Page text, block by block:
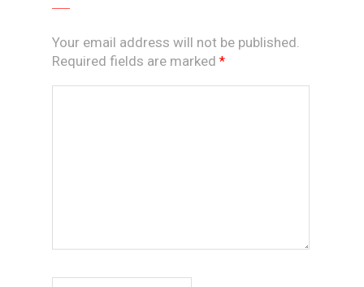
Your email address will not be published.
Required fields are marked *